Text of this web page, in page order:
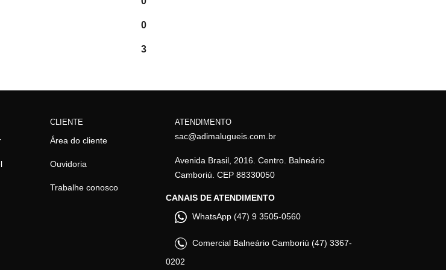
0
3
CLIENTE
Área do cliente
Ouvidoria
Trabalhe conosco
ATENDIMENTO
sac@adimalugueis.com.br
Avenida Brasil, 2016. Centro. Balneário
Camboriú. CEP 88330050
CANAIS DE ATENDIMENTO
WhatsApp (47) 9 3505-0560
Comercial Balneário Camboriú (47) 3367-
0202